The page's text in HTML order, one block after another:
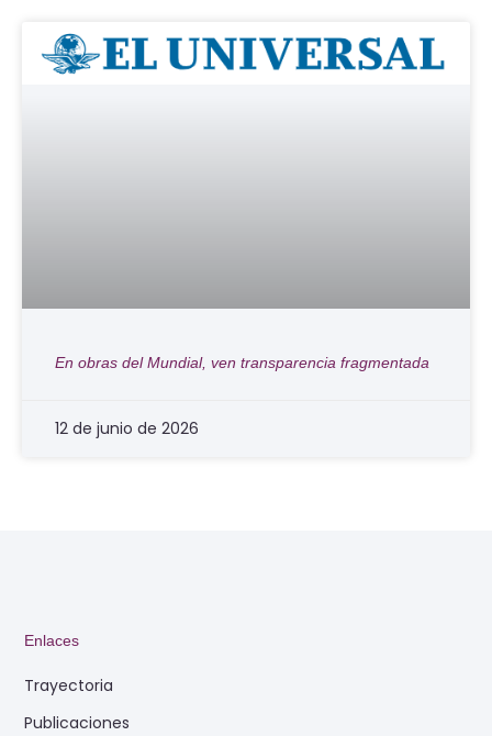
En obras del Mundial, ven transparencia fragmentada
12 de junio de 2026
Enlaces
Trayectoria
Publicaciones